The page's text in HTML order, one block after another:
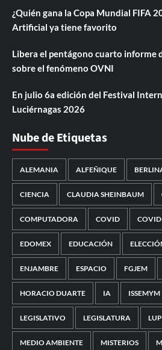
¿Quién gana la Copa Mundial FIFA
Artificial ya tiene favorito
Libera el pentágono cuarto informe
sobre el fenómeno OVNI
En julio 6a edición del Festival
Luciérnagas 2026
Nube de Etiquetas
ALEMANIA ALFEÑIQUE
CIENCIA CLAUDIA SHEINBAUM
COMPUTADORA COVID
EDOMEX EDUCACIÓN
ENJAMBRE ESPACIO FGJEM
HORACIO DUARTE IA ISSEMYM
LEGISLATIVO LEGISLATURA
MEDIO AMBIENTE MISTERIOS